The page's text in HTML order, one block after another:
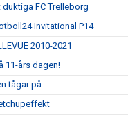
duktiga FC Trelleborg
Invitational P14
2010-2021
11-års dagen!
tågar på